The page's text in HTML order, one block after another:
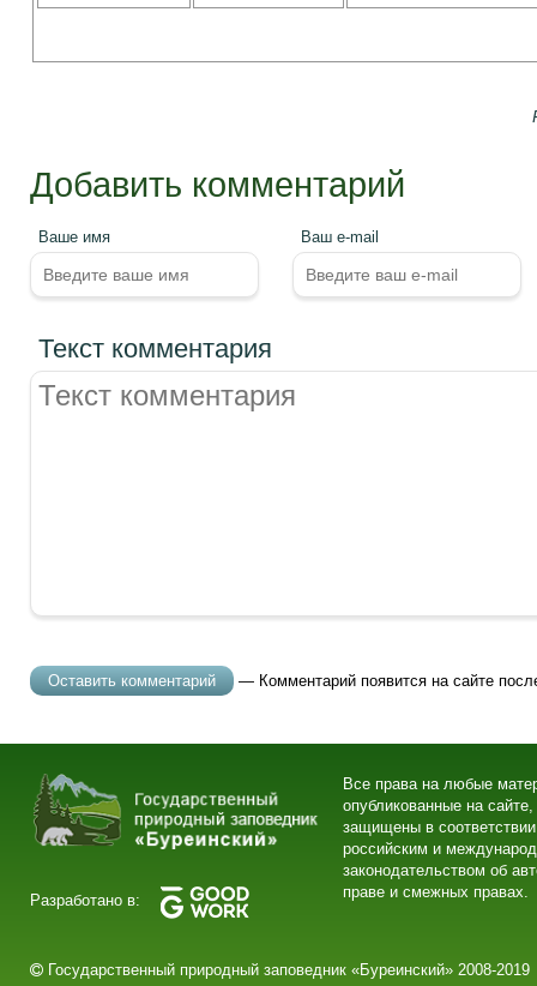
Добавить комментарий
Ваше имя Ваш e-mail
Текст комментария
— Комментарий появится на сайте
Разработано в:
Все права на любые
опубликованные на сайте,
защищены в
российским и
законодательством об
праве и смежных правах.
Государственный природный заповедник «Буреинский» 2008-2019